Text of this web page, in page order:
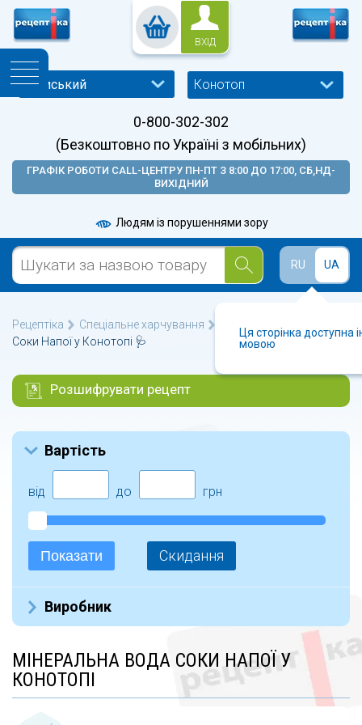
ВХІД
Конотоп
0-800-302-302
(Безкоштовно по Україні з мобільних)
ГРАФІК РОБОТИ CALL-ЦЕНТРУ ПН-ПТ З 8:00 ДО 17:00, СБ,НД-
ВИХІДНИЙ
Людям із порушеннями зору
RU UA
Ця сторінка доступна
мовою
Рецептіка Спеціальне харчування
Соки Напої у Конотопі 🩺
Розшифрувати рецепт
Вартість
від до грн
Показати Скидання
Виробник
Hipp Produktion Gmunden GmbH Co.KG (5)
Йодо (4)
Чистый ключ (8)
МІНЕРАЛЬНА ВОДА СОКИ НАПОЇ У
КОНОТОПІ